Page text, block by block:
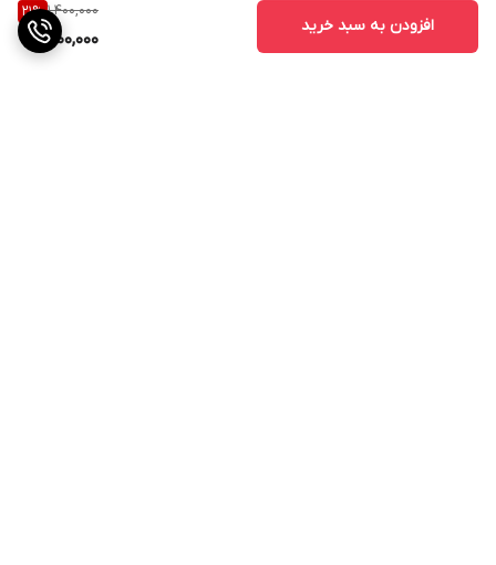
1,400,000
21%
1,100,000
افزودن به سبد خرید